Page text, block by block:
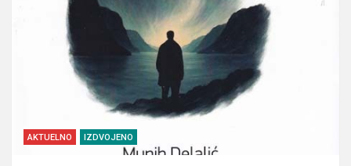
AKTUELNO IZDVOJENO